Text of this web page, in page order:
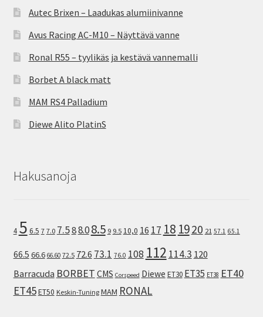
Autec Brixen – Laadukas alumiinivanne
Avus Racing AC-M10 – Näyttävä vanne
Ronal R55 – tyylikäs ja kestävä vannemalli
Borbet A black matt
MAM RS4 Palladium
Diewe Alito PlatinS
Hakusanoja
4 5 6.5 7 7.0 7.588.08.5 9 9.5 10,0 16 17 18 1920 21 57.1 65.1
66.5 66.6 66.60 72.5 72.6 73.1 76.0 108 112 114.3 120
Barracuda BORBET CMS Corspeed Diewe ET30 ET35 ET38 ET40
ET45ET50 Keskin-Tuning MAM RONAL